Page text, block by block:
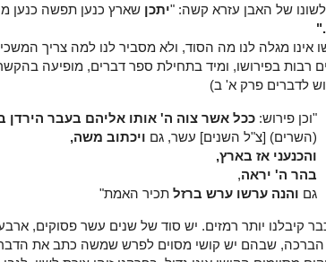
של האבן עזרא קשה: "יתכן שארץ כנען תפשה כנען
אינו מגלה לנו מה הסוד, ולא מסביר לנו למה צריך
רבות בפירושו, ומיד בתחילת ספר דברים, מופיעה
לדברים פרק א' ב)
"וכן פירוש: ככל אשר צוה ה' אותו אליהם בעבר
(השרים) [צ"ל השנים] עשר, גם ויכתוב משה,
והכנעני אז בארץ,
בהר ה' יראה,
גם והנה ערשו ערש ברזל תכיר האמת"
קיבלנו יותר רמזים. יש סוד של שנים עשר פסוקים,
הברכה, שבהם יש קושי מסוים לפרש שמשה כתב את